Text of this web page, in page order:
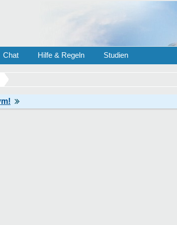
Chat Hilfe & Regeln Studien